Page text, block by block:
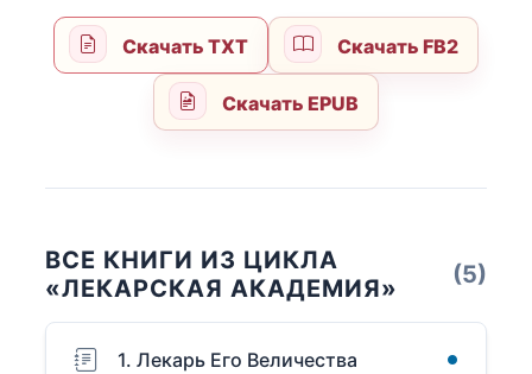
Скачать TXT Скачать FB2
Скачать EPUB
ВСЕ КНИГИ ИЗ ЦИКЛА
«ЛЕКАРСКАЯ АКАДЕМИЯ»
(5)
1. Лекарь Его Величества